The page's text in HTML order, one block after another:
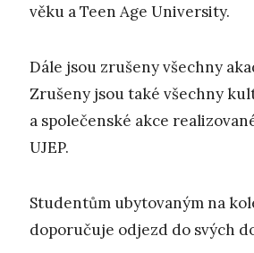
věku a Teen Age University.
Dále jsou zrušeny všechny
Zrušeny jsou také všechny
a společenské akce
UJEP.
Studentům ubytovaným na
doporučuje odjezd do svých